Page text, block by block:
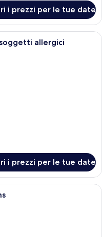
i prezzi per le tue date
camera d'albergo con un letto
allergici
i prezzi per le tue date
camera d'albergo con un letto,